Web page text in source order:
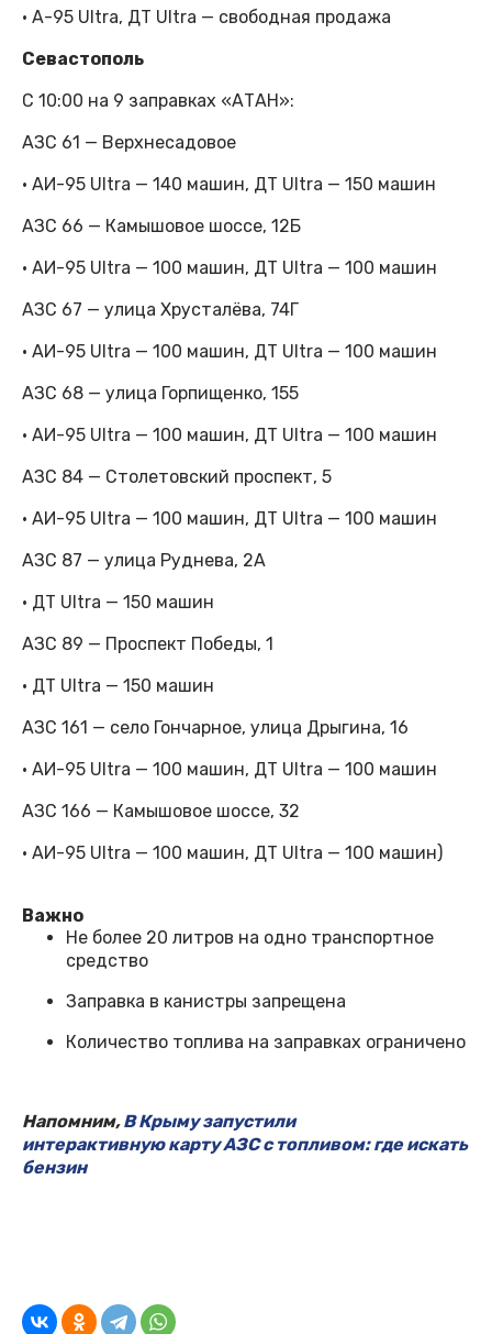
· А-95 Ultra, ДТ Ultra — свободная продажа
Севастополь
С 10:00 на 9 заправках «АТАН»:
АЗС 61 — Верхнесадовое
· АИ-95 Ultra — 140 машин, ДТ Ultra — 150 машин
АЗС 66 — Камышовое шоссе, 12Б
· АИ-95 Ultra — 100 машин, ДТ Ultra — 100 машин
АЗС 67 — улица Хрусталёва, 74Г
· АИ-95 Ultra — 100 машин, ДТ Ultra — 100 машин
АЗС 68 — улица Горпищенко, 155
· АИ-95 Ultra — 100 машин, ДТ Ultra — 100 машин
АЗС 84 — Столетовский проспект, 5
· АИ-95 Ultra — 100 машин, ДТ Ultra — 100 машин
АЗС 87 — улица Руднева, 2А
· ДТ Ultra — 150 машин
АЗС 89 — Проспект Победы, 1
· ДТ Ultra — 150 машин
АЗС 161 — село Гончарное, улица Дрыгина, 16
· АИ-95 Ultra — 100 машин, ДТ Ultra — 100 машин
АЗС 166 — Камышовое шоссе, 32
· АИ-95 Ultra — 100 машин, ДТ Ultra — 100 машин)
Важно
Не более 20 литров на одно транспортное
средство
Заправка в канистры запрещена
Количество топлива на заправках ограничено
Напомним,В Крыму запустили
интерактивную карту АЗС с топливом: где искать
бензин